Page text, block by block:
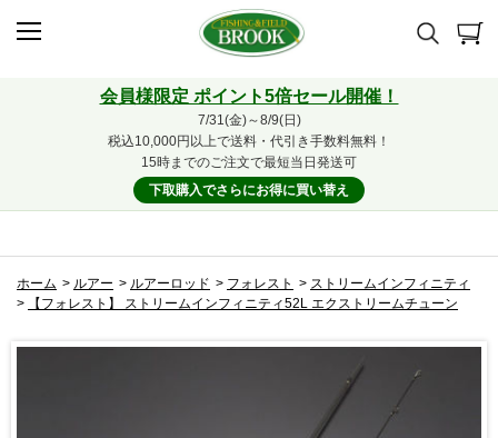
会員様限定 ポイント5倍セール開催！
7/31(金)～8/9(日)
税込10,000円以上で送料・代引き手数料無料！
15時までのご注文で最短当日発送可
下取購入でさらにお得に買い替え
ホーム > ルアー > ルアーロッド > フォレスト > ストリームインフィニティ
>
【フォレスト】 ストリームインフィニティ52L エクストリームチューン